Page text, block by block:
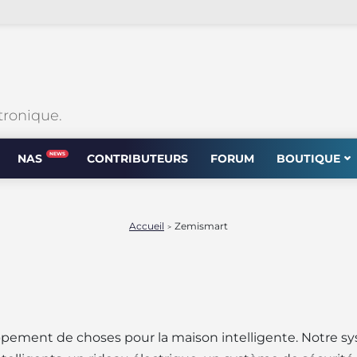
NAS NEWS CONTRIBUTEURS FORUM BOUTIQUE
Accueil > Zemismart
de choses pour la maison intelligente. Notre